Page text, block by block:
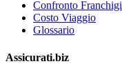
Confronto
Costo Viaggio
Glossario
Assicurati.biz